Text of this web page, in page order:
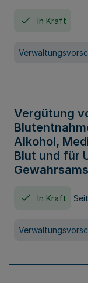
In Kraft
Vergütung
Alkohol,
Blut und für
In Kraft